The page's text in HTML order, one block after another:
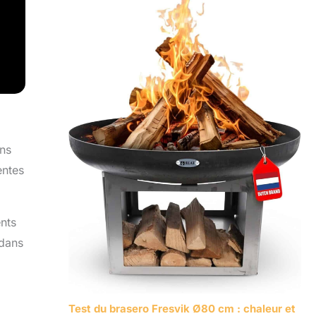
Test du brasero Fresvik Ø80 cm : chaleur et